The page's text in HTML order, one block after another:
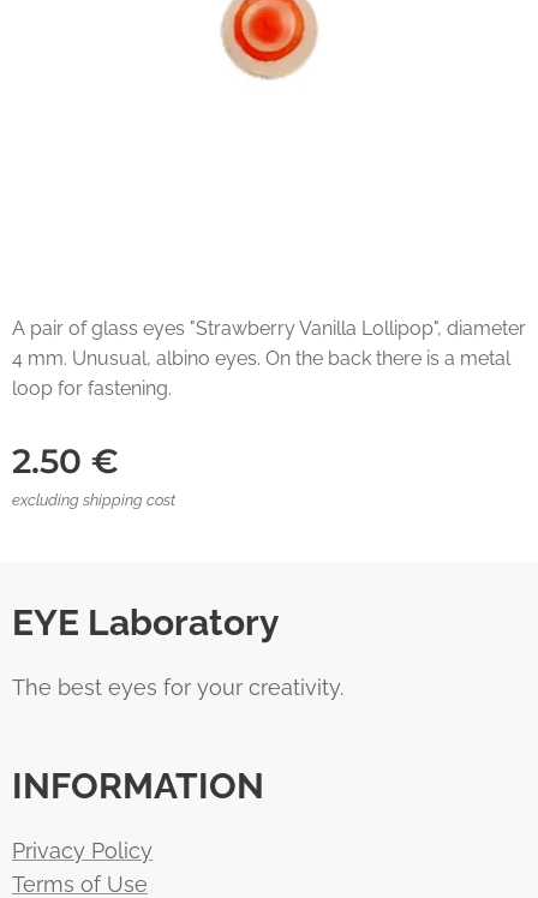
A pair of glass eyes "Strawberry Vanilla Lollipop", diameter
4 mm. Unusual, albino eyes. On the back there is a metal
loop for fastening.
2.50 €
excluding shipping cost
EYE Laboratory
The best eyes for your creativity.
INFORMATION
Privacy Policy
Terms of Use